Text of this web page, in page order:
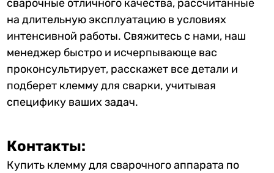
сварочные отличного качества, рассчитанные
на длительную эксплуатацию в условиях
интенсивной работы. Свяжитесь с нами, наш
менеджер быстро и исчерпывающе вас
проконсультирует, расскажет все детали и
подберет клемму для сварки, учитывая
специфику ваших задач.
Контакты:
Купить клемму для сварочного аппарата по